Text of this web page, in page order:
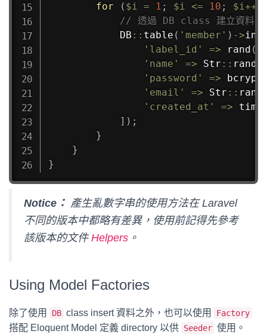
for
( $i = 1 ; $i <= 10 ; $i++
// 透過 DB class 建立資料
DB :: table ( 'member' ) ->
'label_id'
=> rand (
'name'
=> Str ::
'password'
=> bcrypt
'email'
=> Str ::
'created_at'
=> time
] ) ;
}
}
}
Notice： 產生亂數字串的使用方法在 Laravel
不同的版本中都略有差異，使用前記得先參考
該版本的文件 Helpers 。
Using Model Factories
除了使用 DB class insert 資料之外，也可以使用 Factory
搭配 Eloquent Model 定義 directory 以供 Seeder 使用。